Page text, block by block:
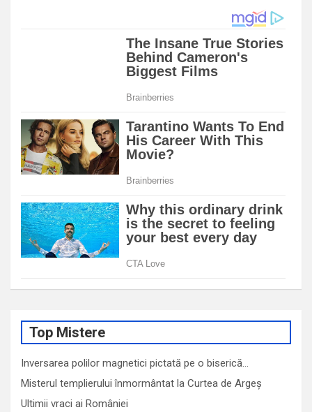
Top Mistere
Inversarea polilor magnetici pictată pe o biserică…
Misterul templierului înmormântat la Curtea de Argeș
Ultimii vraci ai României